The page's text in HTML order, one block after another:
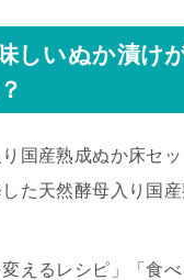
しいぬか漬け
国産熟成ぬか床セ
た天然酵母入り国産
えるレシピ」「食